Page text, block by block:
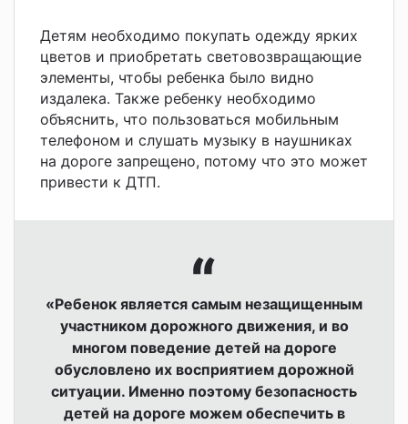
Детям необходимо покупать одежду ярких
цветов и приобретать световозвращающие
элементы, чтобы ребенка было видно
издалека. Также ребенку необходимо
объяснить, что пользоваться мобильным
телефоном и слушать музыку в наушниках
на дороге запрещено, потому что это может
привести к ДТП.
«Ребенок является самым незащищенным
участником дорожного движения, и во
многом поведение детей на дороге
обусловлено их восприятием дорожной
ситуации. Именно поэтому безопасность
детей на дороге можем обеспечить в